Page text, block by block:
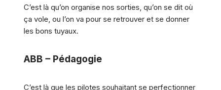
C’est là qu’on organise nos sorties, qu’on se dit où
ça vole, ou l’on va pour se retrouver et se donner
les bons tuyaux.
ABB – Pédagogie
C’est là que les pilotes souhaitant se perfectionner